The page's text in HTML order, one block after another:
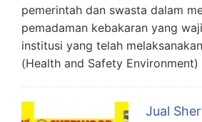
pemerintah dan swasta dalam
pemadaman kebakaran yang
institusi yang telah
(Health and Safety
Jual